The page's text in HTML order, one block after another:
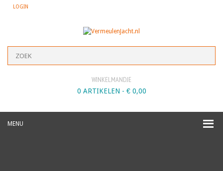
LOGIN
WINKELMANDJE
0 ARTIKELEN - €0,00
MENU